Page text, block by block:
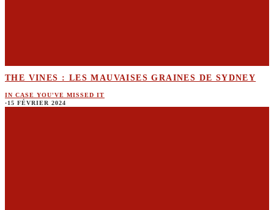
THE VINES : LES MAUVAISES GRAINES DE SYDNEY
IN CASE YOU'VE MISSED IT
·15 FÉVRIER 2024